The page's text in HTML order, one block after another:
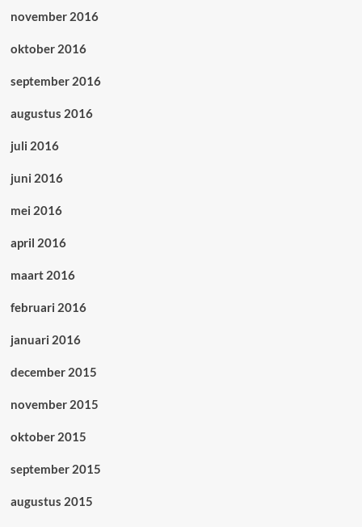
november 2016
oktober 2016
september 2016
augustus 2016
juli 2016
juni 2016
mei 2016
april 2016
maart 2016
februari 2016
januari 2016
december 2015
november 2015
oktober 2015
september 2015
augustus 2015